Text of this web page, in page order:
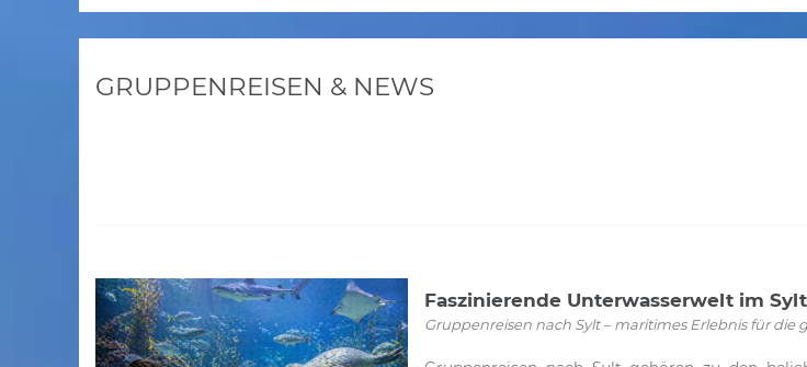
GRUPPENREISEN & NEWS
Faszinierende Unterwasserwelt im
Gruppenreisen nach Sylt – maritimes Erlebnis für die